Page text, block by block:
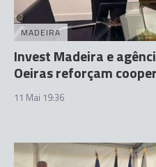
MADEIRA
Invest Madeira e
Oeiras reforçam
11 Mai 19:36